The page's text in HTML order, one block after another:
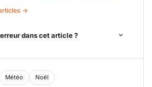
→
dans cet article ?
Météo Noël